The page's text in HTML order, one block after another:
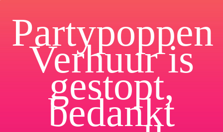
Partypoppen
Verhuur is
gestopt,
bedankt